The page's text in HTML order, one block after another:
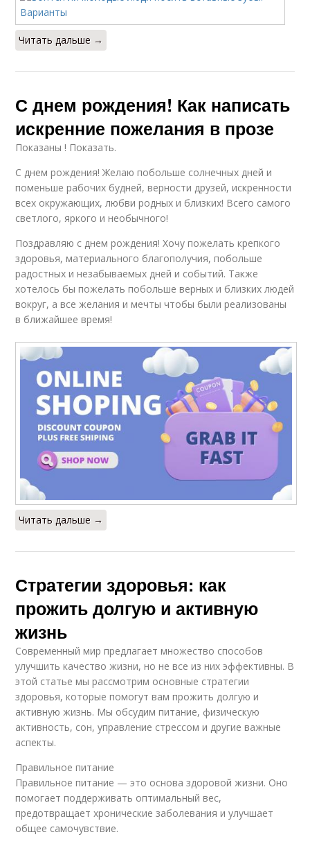
Читать дальше →
С днем рождения! Как написать
искренние пожелания в прозе
Показаны ! Показать.
С днем рождения! Желаю побольше солнечных дней и
поменьше рабочих будней, верности друзей, искренности
всех окружающих, любви родных и близких! Всего самого
светлого, яркого и необычного!
Поздравляю с днем рождения! Хочу пожелать крепкого
здоровья, материального благополучия, побольше
радостных и незабываемых дней и событий. Также
хотелось бы пожелать побольше верных и близких людей
вокруг, а все желания и мечты чтобы были реализованы
в ближайшее время!
Читать дальше →
Стратегии здоровья: как
прожить долгую и активную
жизнь
Современный мир предлагает множество способов
улучшить качество жизни, но не все из них эффективны. В
этой статье мы рассмотрим основные стратегии
здоровья, которые помогут вам прожить долгую и
активную жизнь. Мы обсудим питание, физическую
активность, сон, управление стрессом и другие важные
аспекты.
Правильное питание
Правильное питание — это основа здоровой жизни. Оно
помогает поддерживать оптимальный вес,
предотвращает хронические заболевания и улучшает
общее самочувствие.